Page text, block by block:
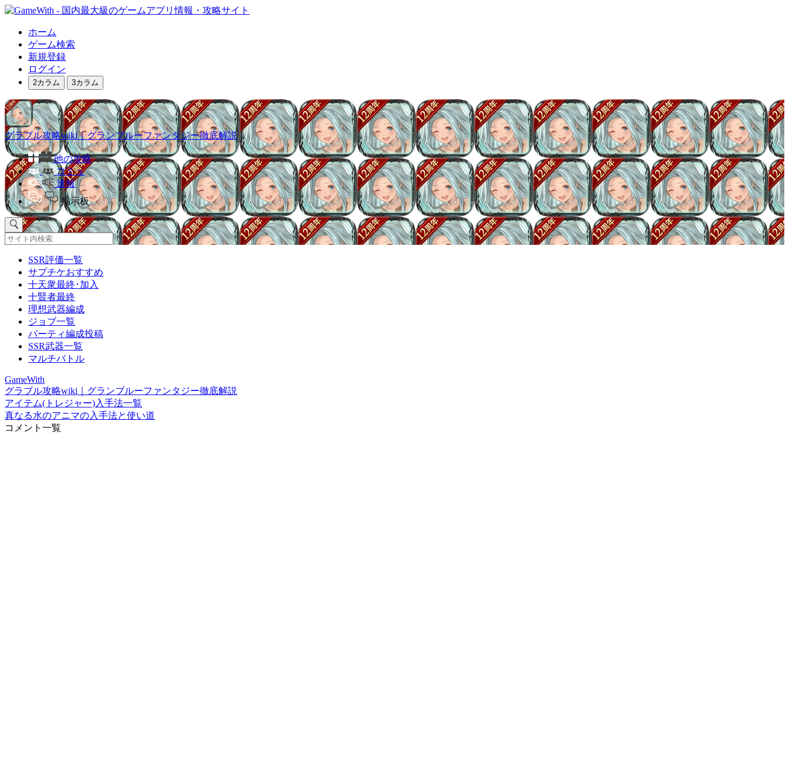
ホーム
ゲーム検索
新規登録
ログイン
2カラム 3カラム
グラブル攻略wiki｜グランブルーファンタジー徹底解説
他の攻略
コミュ
速報
掲示板
SSR評価一覧
サプチケおすすめ
十天衆最終･加入
十賢者最終
理想武器編成
ジョブ一覧
パーティ編成投稿
SSR武器一覧
マルチバトル
GameWith
グラブル攻略wiki｜グランブルーファンタジー徹底解説
アイテム(トレジャー)入手法一覧
真なる水のアニマの入手法と使い道
コメント一覧